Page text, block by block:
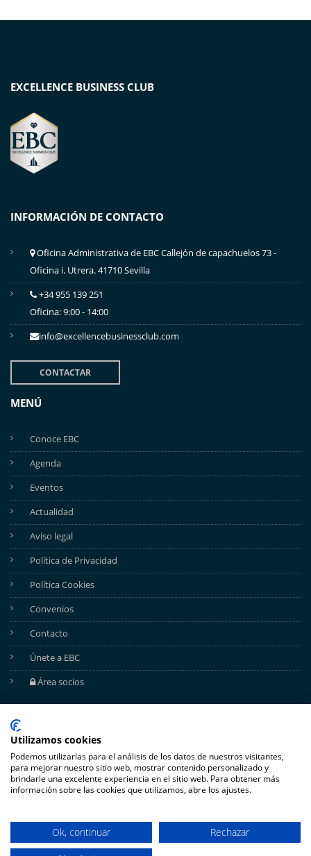
EXCELLENCE BUSINESS CLUB
INFORMACIÓN DE CONTACTO
Oficina Administrativa de EBC Callejón de capachuelos 73 -
Oficina i. Utrera. 41710 Sevilla
+34 955 139 251
Oficina: 9:00 - 14:00
info@excellencebusinessclub.com
CONTACTAR
MENÚ
Conoce EBC
Agenda
Eventos
Actualidad
Aviso legal
Política de Privacidad
Política Cookies
Convenios
Contacto
Únete a EBC
Área socios
REDES SOCIALES
Utilizamos cookies
Podemos utilizarlas para el análisis de los datos de nuestros visitantes,
para mejorar nuestro sitio web, mostrar contenido personalizado y
brindarle una excelente experiencia en el sitio web. Para obtener más
información sobre las cookies que utilizamos, abre los ajustes.
Ok, continuar
Rechazar